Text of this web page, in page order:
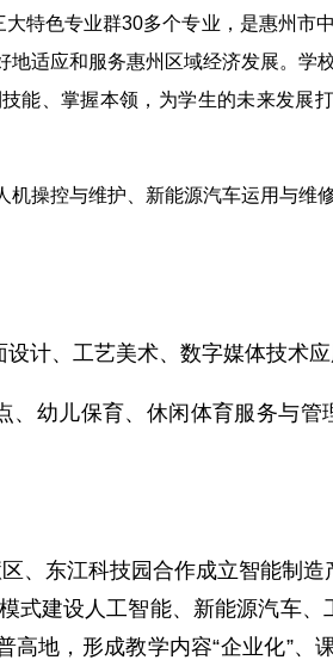
大特色专业群30多个专业，是惠州市
适应和服务惠州区域经济发展。学
能、掌握本领，为学生的未来发展
机操控与维护、新能源汽车运用与维
计、工艺美术、数字媒体技术应
、幼儿保育、休闲体育服务与管
、东江科技园合作成立智能制造
式建设人工智能、新能源汽车、
地，形成教学内容“企业化”、